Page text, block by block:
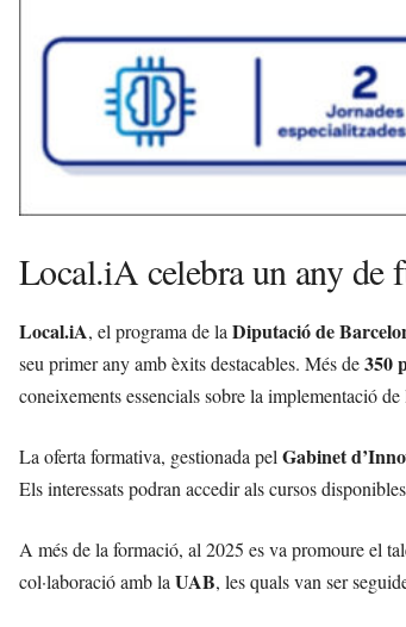
Local.iA celebra un any de
Local.iA, el programa de laDiputació de
seu primer any amb èxits destacables. Més de350
coneixements essencials sobre la implementació
La oferta formativa, gestionada pelGabinet
Els interessats podran accedir als cursos
A més de la formació, al 2025 es va promoure el
col·laboració amb laUAB, les quals van ser